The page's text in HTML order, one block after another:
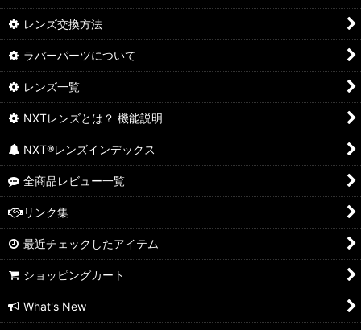
レンズ交換方法
ラバーパーツについて
レンズ一覧
NXTレンズとは？ 機能説明
NXT®レンズインデックス
全商品レビュー一覧
リンク集
最近チェックしたアイテム
ショッピングカート
What's New